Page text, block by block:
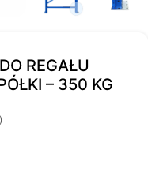
REGAŁU
– 350 KG